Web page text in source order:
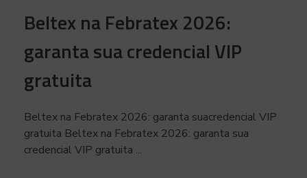
Beltex na Febratex 2026:
garanta sua credencial VIP
gratuita
Beltex na Febratex 2026: garanta suacredencial VIP
gratuita Beltex na Febratex 2026: garanta sua
credencial VIP gratuita ...